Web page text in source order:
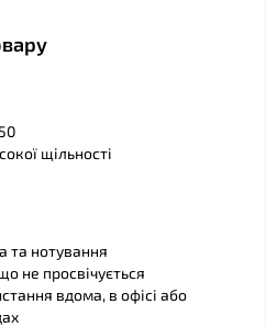
щільності
та нотування
не просвічується
вдома, в офісі або